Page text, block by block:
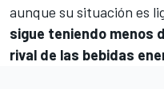
aunque su situación es
sigue teniendo menos
rival de las bebidas